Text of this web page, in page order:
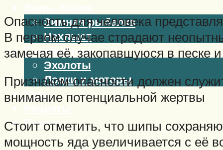
Зимняя рыбалка
Нахлыст
Снаряжение
Эхолоты
Лодки и моторы
Узлы
Разное
Опасность для человека
В первом случае страдают
замечая её, закопавшуюся в
Признаком опасности должен
внимание потенциальной жертвы
Стоит отметить, что шипы
мощность яда увеличивается с её